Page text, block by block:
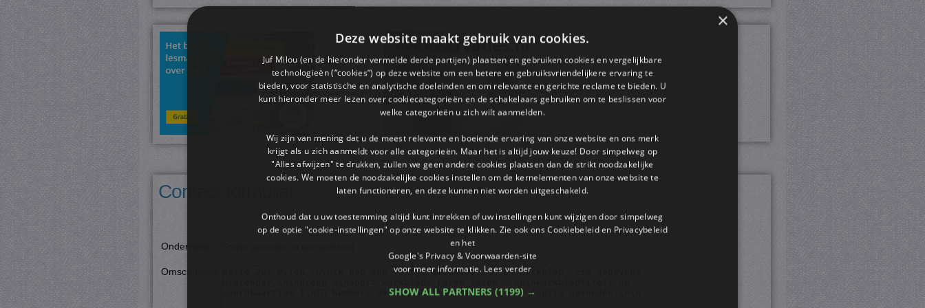
Contact formulier:
Onderwerp
Omschrijving
×
Deze website maakt gebruik van cookies.
Juf Milou (en de hieronder vermelde derde partijen) plaatsen en gebruiken cookies en vergelijkbare
technologieën (“cookies”) op deze website om een ​​betere en gebruiksvriendelijkere ervaring te
bieden, voor statistische en analytische doeleinden en om relevante en gerichte reclame te bieden. U
kunt hieronder meer lezen over cookiecategorieën en de schakelaars gebruiken om te beslissen voor
welke categorieën u zich wilt aanmelden.
Wij zijn van mening dat u de meest relevante en boeiende ervaring van onze website en ons merk
krijgt als u zich aanmeldt voor alle categorieën. Maar het is altijd jouw keuze! Door simpelweg op
"Alles afwijzen" te drukken, zullen we geen andere cookies plaatsen dan de strikt noodzakelijke
cookies. We moeten de noodzakelijke cookies instellen om de kernelementen van onze website te
laten functioneren, en deze kunnen niet worden uitgeschakeld.
Onthoud dat u uw toestemming altijd kunt intrekken of uw instellingen kunt wijzigen door simpelweg
op de optie "cookie-instellingen" op onze website te klikken. Zie ook ons ​​Cookiebeleid en Privacybeleid
en het
Google's Privacy & Voorwaarden-site
voor meer informatie. Lees verder
SHOW ALL PARTNERS (1199) →